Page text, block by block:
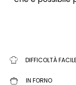
DIFFICOLTÀ
IN FORNO